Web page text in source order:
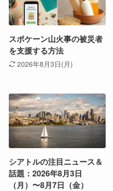
スポケーン山火事の被災者
を支援する方法
2026年8月3日(月)
シアトルの注目ニュース＆
話題：2026年8月3日
（月）〜8月7日（金）